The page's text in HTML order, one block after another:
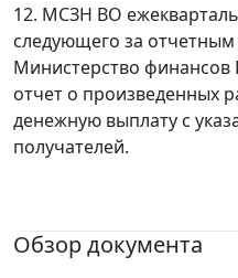
12. МСЗН ВО
следующего за
Министерство финансов
отчет о произведенных
денежную выплату с
получателей.
Обзор документа